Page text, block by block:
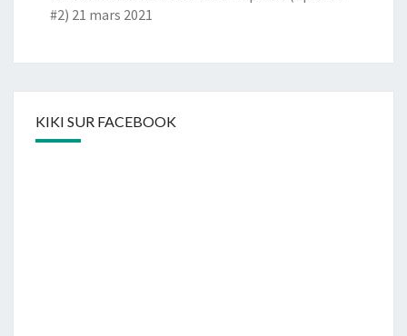
#2) 21 mars 2021
KIKI SUR FACEBOOK